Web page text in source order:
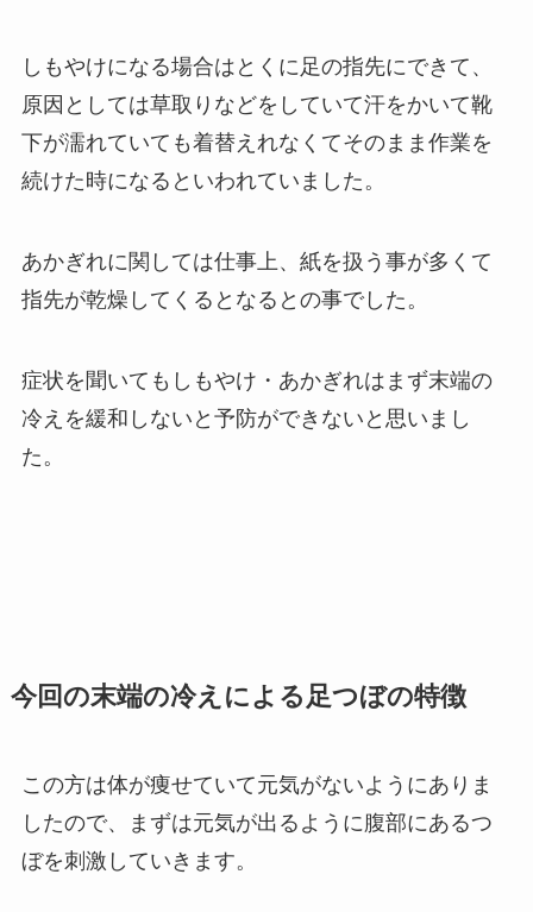
しもやけになる場合はとくに足の指先にできて、
原因としては草取りなどをしていて汗をかいて靴
下が濡れていても着替えれなくてそのまま作業を
続けた時になるといわれていました。
あかぎれに関しては仕事上、紙を扱う事が多くて
指先が乾燥してくるとなるとの事でした。
症状を聞いてもしもやけ・あかぎれはまず末端の
冷えを緩和しないと予防ができないと思いまし
た。
今回の末端の冷えによる足つぼの特徴
この方は体が痩せていて元気がないようにありま
したので、まずは元気が出るように腹部にあるつ
ぼを刺激していきます。